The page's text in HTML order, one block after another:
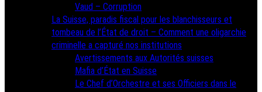
Vaud – Corruption
La Suisse, paradis fiscal pour les blanchisseurs et
tombeau de l’État de droit – Comment une oligarchie
criminelle a capturé nos institutions
Avertissements aux Autorités suisses
Mafia d’État en Suisse
Le Chef d’Orchestre et ses Officiers dans le